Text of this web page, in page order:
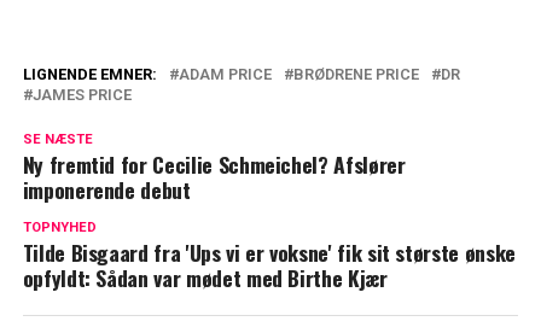
Adam Price dybt begejstret: Står i spidsen
Efter 12 år er det slut: Brødrene Price
LIGNENDE EMNER: ADAM PRICE BRØDRENE PRICE
DR
JAMES PRICE
SE NÆSTE
Ny fremtid for Cecilie Schmeichel? Afslører
imponerende debut
TOPNYHED
Tilde Bisgaard fra 'Ups vi er voksne' fik sit største ønske
opfyldt: Sådan var mødet med Birthe Kjær